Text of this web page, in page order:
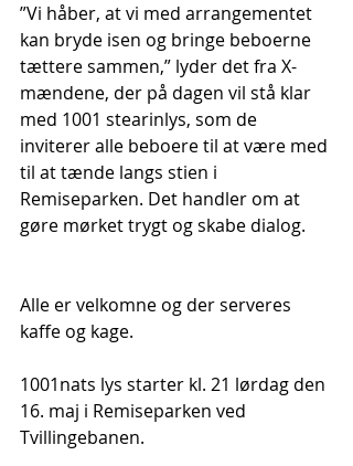
”Vi håber, at vi med arrangementet
kan bryde isen og bringe beboerne
tættere sammen,” lyder det fra X-
mændene, der på dagen vil stå klar
med 1001 stearinlys, som de
inviterer alle beboere til at være med
til at tænde langs stien i
Remiseparken. Det handler om at
gøre mørket trygt og skabe dialog.
Alle er velkomne og der serveres
kaffe og kage.
1001nats lys starter kl. 21 lørdag den
16. maj i Remiseparken ved
Tvillingebanen.